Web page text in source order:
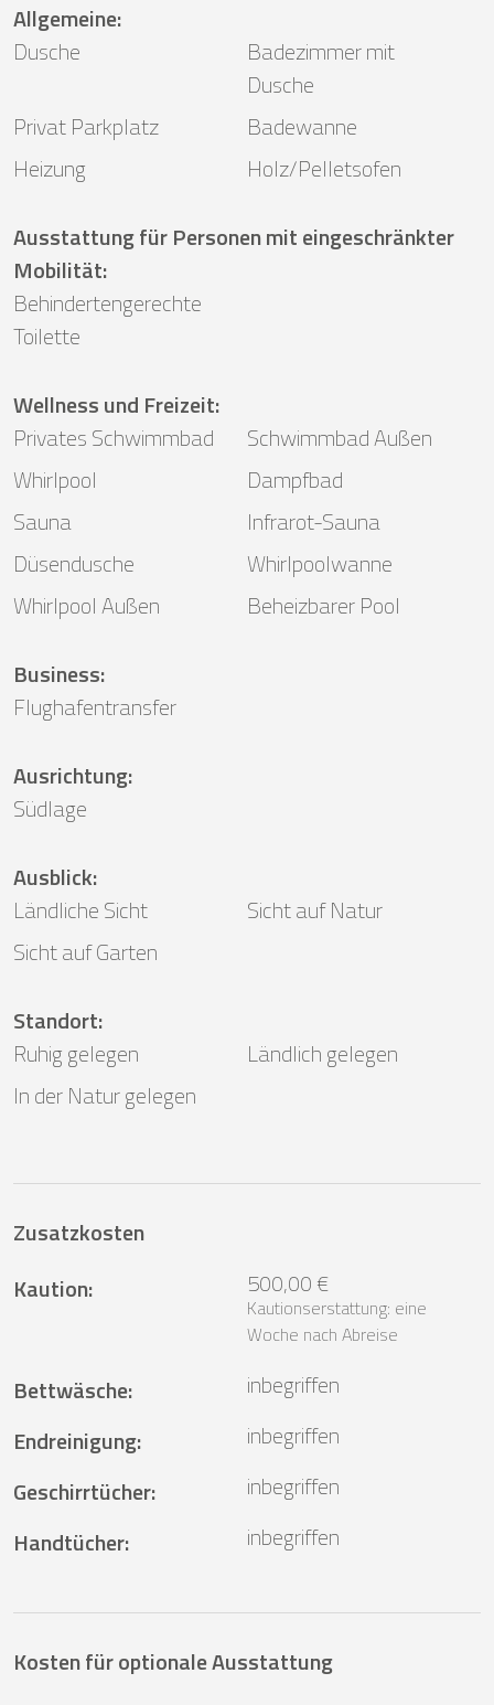
Allgemeine:
Dusche
Badezimmer mit
Dusche
Privat Parkplatz
Badewanne
Heizung
Holz/Pelletsofen
Ausstattung für Personen mit eingeschränkter
Mobilität:
Behindertengerechte
Toilette
Wellness und Freizeit:
Privates Schwimmbad
Schwimmbad Außen
Whirlpool
Dampfbad
Sauna
Infrarot-Sauna
Düsendusche
Whirlpoolwanne
Whirlpool Außen
Beheizbarer Pool
Business:
Flughafentransfer
Ausrichtung:
Südlage
Ausblick:
Ländliche Sicht
Sicht auf Natur
Sicht auf Garten
Standort:
Ruhig gelegen
Ländlich gelegen
In der Natur gelegen
Zusatzkosten
Kaution: 500,00 €
Kautionserstattung: eine
Woche nach Abreise
Bettwäsche:
inbegriffen
Endreinigung:
inbegriffen
Geschirrtücher:
inbegriffen
Handtücher: inbegriffen
Kosten für optionale Ausstattung